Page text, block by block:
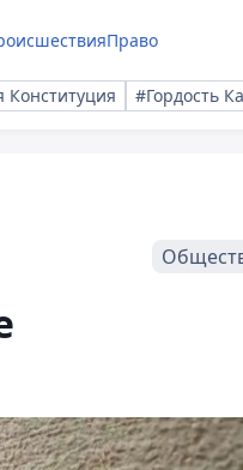
Право
Конституция #Гордость